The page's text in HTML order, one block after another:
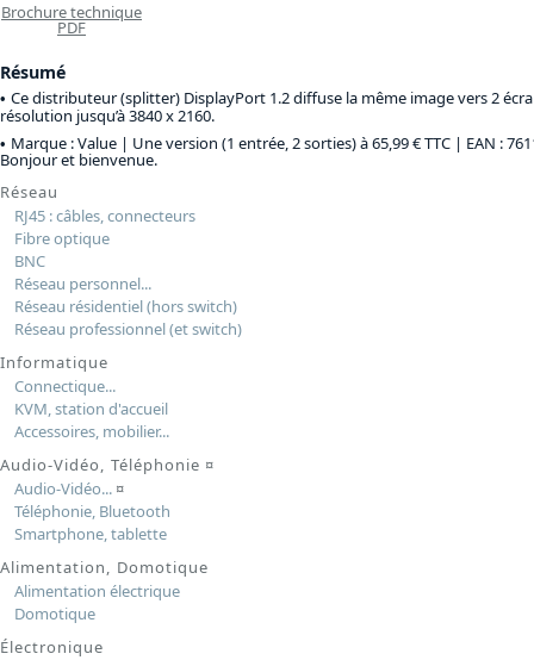
Brochure technique
PDF
Résumé
Ce distributeur (splitter) DisplayPort 1.2 diffuse la même image vers 2
résolution jusqu’à 3840 x 2160.
Marque : Value | Une version (1 entrée, 2 sorties) à 65,99 € TTC | EAN :
Bonjour et bienvenue.
Réseau
RJ45 : câbles, connecteurs
Fibre optique
BNC
Réseau personnel...
Réseau résidentiel (hors switch)
Réseau professionnel (et switch)
Informatique
Connectique...
KVM, station d'accueil
Accessoires, mobilier...
Audio-Vidéo, Téléphonie ¤
Audio-Vidéo...¤
Téléphonie, Bluetooth
Smartphone, tablette
Alimentation, Domotique
Alimentation électrique
Domotique
Électronique